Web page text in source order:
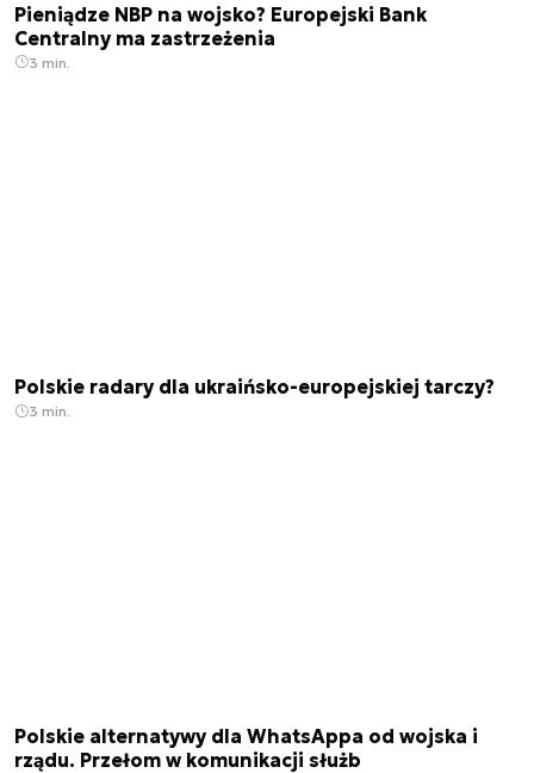
Pieniądze NBP na wojsko? Europejski Bank
Centralny ma zastrzeżenia
3 min.
Polskie radary dla ukraińsko-europejskiej tarczy?
3 min.
Polskie alternatywy dla WhatsAppa od wojska i
rządu. Przełom w komunikacji służb